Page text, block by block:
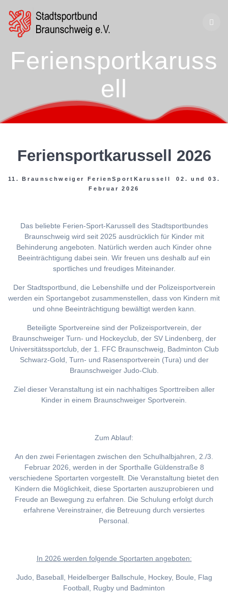
Feriensportkaruss
ell
Feriensportkarussell 2026
11. Braunschweiger FerienSportKarussell 02. und 03.
Februar 2026
Das beliebte Ferien-Sport-Karussell des Stadtsportbundes
Braunschweig wird seit 2025 ausdrücklich für Kinder mit
Behinderung angeboten. Natürlich werden auch Kinder ohne
Beeinträchtigung dabei sein. Wir freuen uns deshalb auf ein
sportliches und freudiges Miteinander.
Der Stadtsportbund, die Lebenshilfe und der Polizeisportverein
werden ein Sportangebot zusammenstellen, dass von Kindern mit
und ohne Beeinträchtigung bewältigt werden kann.
Beteiligte Sportvereine sind der Polizeisportverein, der
Braunschweiger Turn- und Hockeyclub, der SV Lindenberg, der
Universitätssportclub, der 1. FFC Braunschweig, Badminton Club
Schwarz-Gold, Turn- und Rasensportverein (Tura) und der
Braunschweiger Judo-Club.
Ziel dieser Veranstaltung ist ein nachhaltiges Sporttreiben aller
Kinder in einem Braunschweiger Sportverein.
Zum Ablauf:
An den zwei Ferientagen zwischen den Schulhalbjahren, 2./3.
Februar 2026, werden in der Sporthalle Güldenstraße 8
verschiedene Sportarten vorgestellt. Die Veranstaltung bietet den
Kindern die Möglichkeit, diese Sportarten auszuprobieren und
Freude an Bewegung zu erfahren. Die Schulung erfolgt durch
erfahrene Vereinstrainer, die Betreuung durch versiertes
Personal.
In 2026 werden folgende Sportarten angeboten:
Judo, Baseball, Heidelberger Ballschule, Hockey, Boule, Flag
Football, Rugby und Badminton